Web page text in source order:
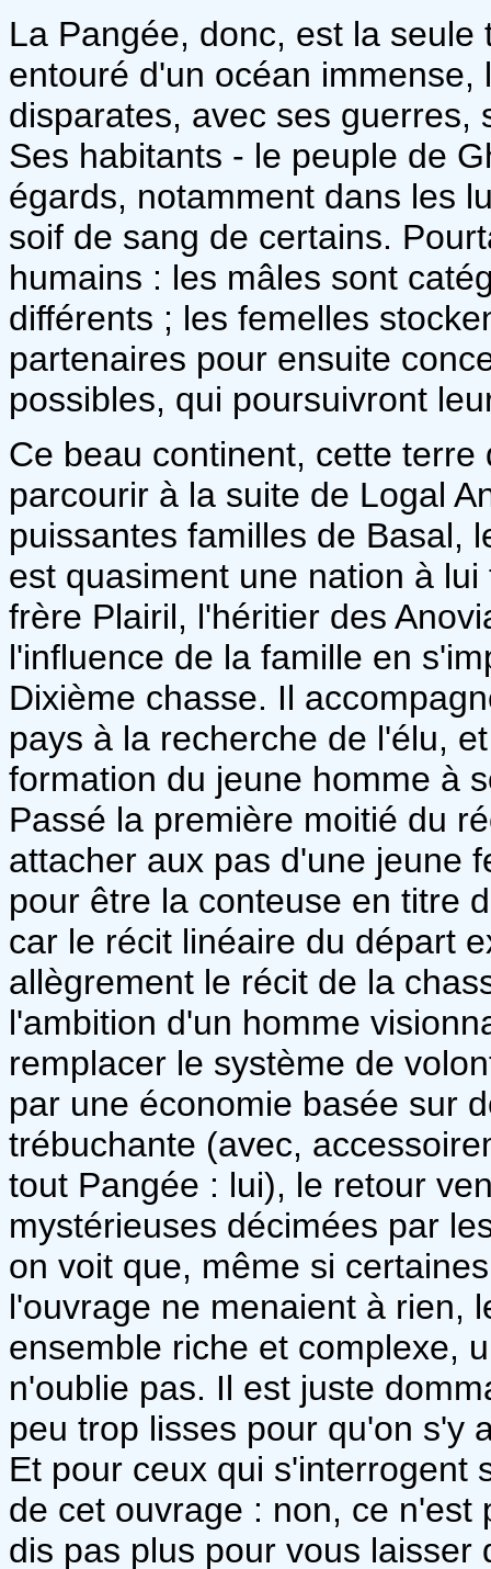
La Pangée, donc, est la
entouré d'un océan
disparates, avec ses guerres,
Ses habitants - le peuple de
égards, notamment dans les
soif de sang de certains.
humains : les mâles sont
différents ; les femelles
partenaires pour ensuite
possibles, qui poursuivront
Ce beau continent, cette
parcourir à la suite de Logal
puissantes familles de Basal,
est quasiment une nation à
frère Plairil, l'héritier des
l'influence de la famille en
Dixième chasse. Il
pays à la recherche de l'élu,
formation du jeune homme à
Passé la première moitié du
attacher aux pas d'une jeune
pour être la conteuse en titre
car le récit linéaire du départ
allègrement le récit de la
l'ambition d'un homme
remplacer le système de
par une économie basée sur
trébuchante (avec,
tout Pangée : lui), le retour
mystérieuses décimées par
on voit que, même si
l'ouvrage ne menaient à rien,
ensemble riche et complexe,
n'oublie pas. Il est juste
peu trop lisses pour qu'on s'y
Et pour ceux qui s'interrogent
de cet ouvrage : non, ce n'est
dis pas plus pour vous